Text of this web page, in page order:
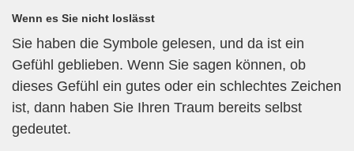
Wenn es Sie nicht loslässt
Sie haben die Symbole gelesen, und da ist ein
Gefühl geblieben. Wenn Sie sagen können, ob
dieses Gefühl ein gutes oder ein schlechtes Zeichen
ist, dann haben Sie Ihren Traum bereits selbst
gedeutet.